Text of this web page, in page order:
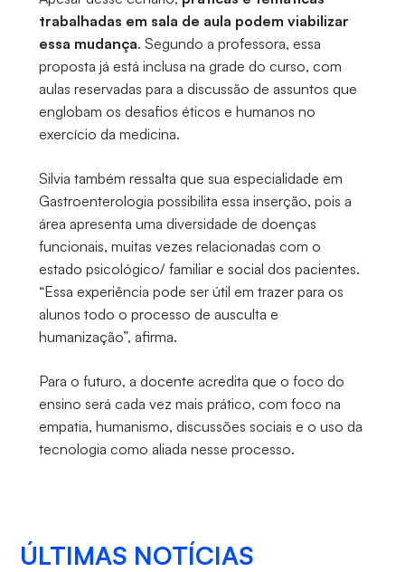
trabalhadas em sala de aula podem viabilizar
essa mudança. Segundo a professora, essa
proposta já está inclusa na grade do curso, com
aulas reservadas para a discussão de assuntos que
englobam os desafios éticos e humanos no
exercício da medicina.
Silvia também ressalta que sua especialidade em
Gastroenterologia possibilita essa inserção, pois a
área apresenta uma diversidade de doenças
funcionais, muitas vezes relacionadas com o
estado psicológico/ familiar e social dos pacientes.
“Essa experiência pode ser útil em trazer para os
alunos todo o processo de ausculta e
humanização”, afirma.
Para o futuro, a docente acredita que o foco do
ensino será cada vez mais prático, com foco na
empatia, humanismo, discussões sociais e o uso da
tecnologia como aliada nesse processo.
ÚLTIMAS NOTÍCIAS